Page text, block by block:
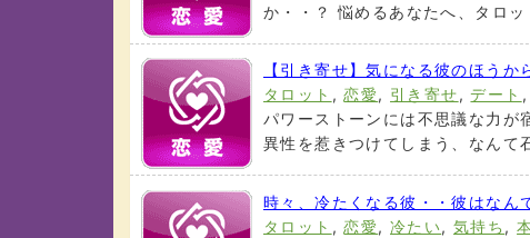
か・・？ 悩めるあなたへ、タロ
【引き寄せ】気になる彼のほう
タロット ,恋愛, 引き寄せ,デート ,
パワーストーンには不思議な力が
異性を惹きつけてしまう、なんて
時々、冷たくなる彼・・彼はなん
タロット ,恋愛,冷たい,気持ち,